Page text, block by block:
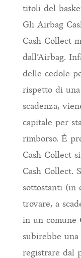
titoli del
Gli Airbag
Cash Collect
dall’Airbag.
delle cedole
rispetto di
scadenza,
capitale per
rimborso. È
Cash Collect
Cash Collect.
sottostanti (in
trovare, a
in un comune
subirebbe
registrare dal